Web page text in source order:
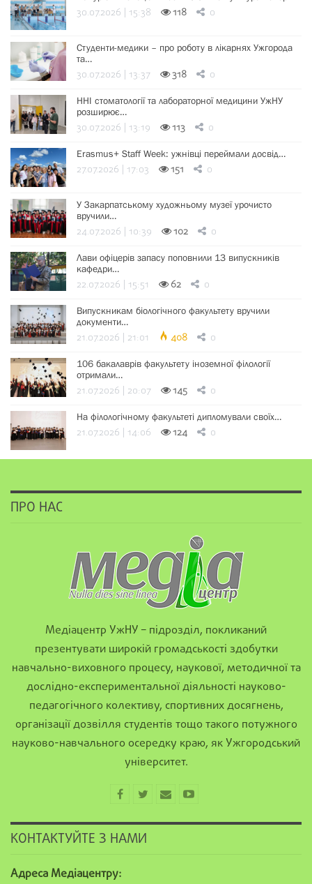
30.07.2026 | 15:38 118 0
Студенти-медики – про роботу в лікарнях Ужгорода
та…
30.07.2026 | 13:37 318 0
ННІ стоматології та лабораторної медицини УжНУ
розширює…
30.07.2026 | 13:19 113 0
Erasmus+ Staff Week: ужнівці переймали досвід…
27.07.2026 | 17:03 151 0
У Закарпатському художньому музеї урочисто
вручили…
24.07.2026 | 10:39 102 0
Лави офіцерів запасу поповнили 13 випускників
кафедри…
22.07.2026 | 15:51 62 0
Випускникам біологічного факультету вручили
документи…
21.07.2026 | 21:01 408 0
106 бакалаврів факультету іноземної філології
отримали…
21.07.2026 | 20:07 145 0
На філологічному факультеті дипломували своїх…
21.07.2026 | 14:06 124 0
ПРО НАС
Медіацентр УжНУ – підрозділ, покликаний
презентувати широкій громадськості здобутки
навчально-виховного процесу, наукової, методичної та
дослідно-експериментальної діяльності науково-
педагогічного колективу, спортивних досягнень,
організації дозвілля студентів тощо такого потужного
науково-навчального осередку краю, як Ужгородський
університет.
КОНТАКТУЙТЕ З НАМИ
Адреса Медіацентру: